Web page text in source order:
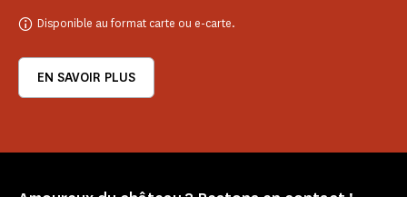
Disponible au format carte ou e-carte.
EN SAVOIR PLUS